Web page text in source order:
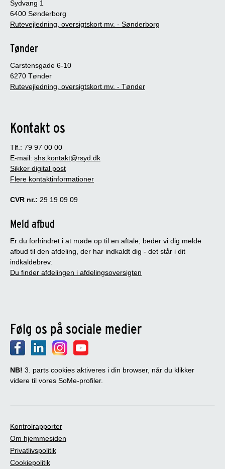
Sydvang 1
6400 Sønderborg
Rutevejledning, oversigtskort mv. - Sønderborg
Tønder
Carstensgade 6-10
6270 Tønder
Rutevejledning, oversigtskort mv. - Tønder
Kontakt os
Tlf.: 79 97 00 00
E-mail: shs.kontakt@rsyd.dk
Sikker digital post
Flere kontaktinformationer
CVR nr.: 29 19 09 09
Meld afbud
Er du forhindret i at møde op til en aftale, beder vi dig melde
afbud til den afdeling, der har indkaldt dig - det står i dit
indkaldebrev.
Du finder afdelingen i afdelingsoversigten
Følg os på sociale medier
NB! 3. parts cookies aktiveres i din browser, når du klikker
videre til vores SoMe-profiler.
Kontrolrapporter
Om hjemmesiden
Privatlivspolitik
Cookiepolitik